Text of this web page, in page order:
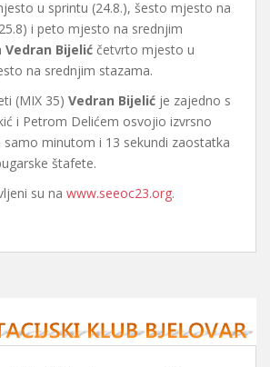
u sprintu (24.8.), šesto mjesto na
i peto mjesto na srednjim
Vedran Bijelić četvrto mjesto u
na srednjim stazama.
(MIX 35) Vedran Bijelić je zajedno s
i Petrom Delićem osvojio izvrsno
minutom i 13 sekundi zaostatka
štafete.
su na www.seeoc23.org.